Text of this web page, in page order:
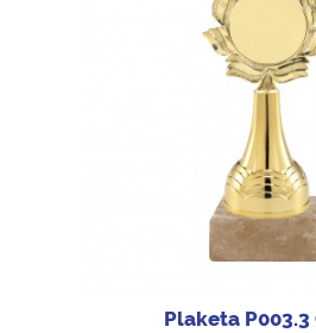
Plaketa P003.3